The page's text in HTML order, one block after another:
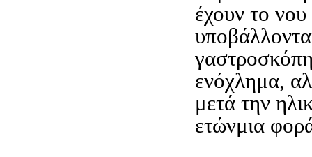
έχουν το
ενόχλημα,
μετά την
ετώνμια